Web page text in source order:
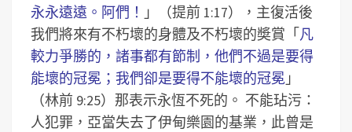
永永遠遠。阿們！ 」（提前 1:17），主復活後
我們將來有不朽壞的身體及不朽壞的奬賞「凡
較力爭勝的，諸事都有節制，他們不過是要得
能壞的冠冕；我們卻是要得不能壞的冠冕 」
（林前 9:25）那表示永恆不死的。 不能玷污：
人犯罪，亞當失去了伊甸樂園的基業，此曾是